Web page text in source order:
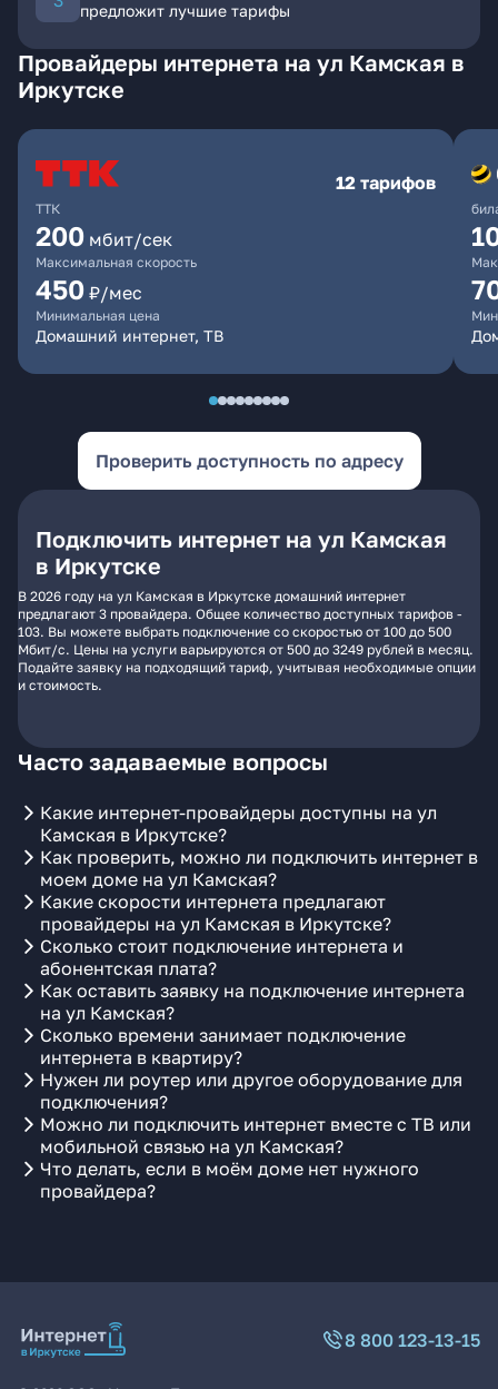
предложит лучшие тарифы
Провайдеры интернета на ул Камская в
Иркутске
ТТК
12 тарифов
200 мбит/сек
Максимальная скорость
450 ₽/мес
Минимальная цена
Домашний интернет, ТВ
Проверить доступность по адресу
Подключить интернет на ул Камская
в Иркутске
В 2026 году на ул Камская в Иркутске домашний интернет
предлагают 3 провайдера. Общее количество доступных тарифов -
103. Вы можете выбрать подключение со скоростью от 100 до 500
Мбит/с. Цены на услуги варьируются от 500 до 3249 рублей в месяц.
Подайте заявку на подходящий тариф, учитывая необходимые опции
и стоимость.
Часто задаваемые вопросы
Какие интернет-провайдеры доступны на ул
Камская в Иркутске?
Как проверить, можно ли подключить интернет в
моем доме на ул Камская?
Какие скорости интернета предлагают
провайдеры на ул Камская в Иркутске?
Сколько стоит подключение интернета и
абонентская плата?
Как оставить заявку на подключение интернета
на ул Камская?
Сколько времени занимает подключение
интернета в квартиру?
Нужен ли роутер или другое оборудование для
подключения?
Можно ли подключить интернет вместе с ТВ или
мобильной связью на ул Камская?
Что делать, если в моём доме нет нужного
провайдера?
8 800 123-13-15